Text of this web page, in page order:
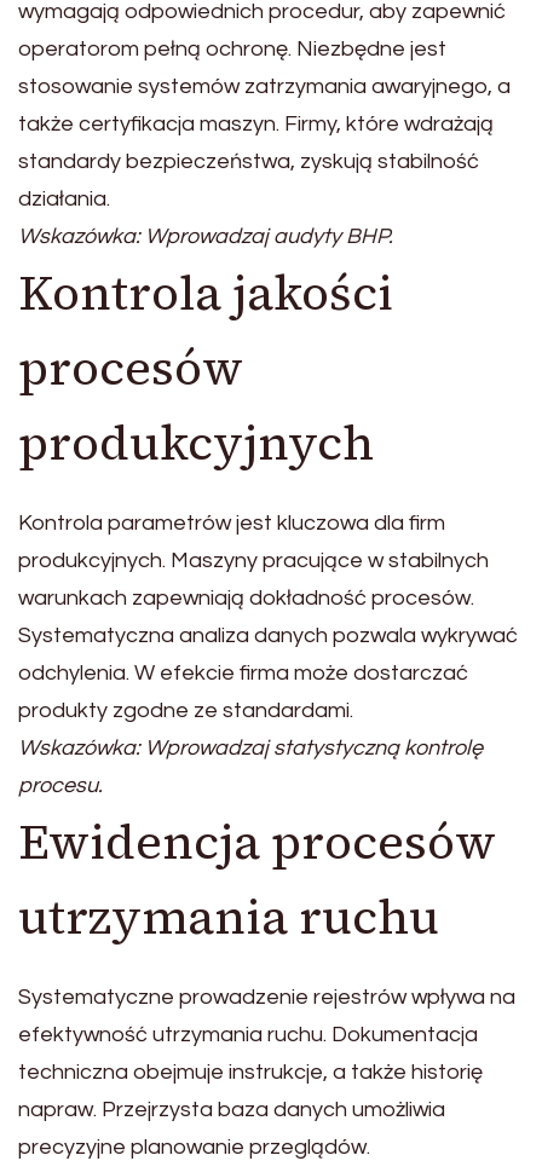
wymagają odpowiednich procedur, aby zapewnić
operatorom pełną ochronę. Niezbędne jest
stosowanie systemów zatrzymania awaryjnego, a
także certyfikacja maszyn. Firmy, które wdrażają
standardy bezpieczeństwa, zyskują stabilność
działania.
Wskazówka: Wprowadzaj audyty BHP.
Kontrola jakości
procesów
produkcyjnych
Kontrola parametrów jest kluczowa dla firm
produkcyjnych. Maszyny pracujące w stabilnych
warunkach zapewniają dokładność procesów.
Systematyczna analiza danych pozwala wykrywać
odchylenia. W efekcie firma może dostarczać
produkty zgodne ze standardami.
Wskazówka: Wprowadzaj statystyczną kontrolę
procesu.
Ewidencja procesów
utrzymania ruchu
Systematyczne prowadzenie rejestrów wpływa na
efektywność utrzymania ruchu. Dokumentacja
techniczna obejmuje instrukcje, a także historię
napraw. Przejrzysta baza danych umożliwia
precyzyjne planowanie przeglądów.